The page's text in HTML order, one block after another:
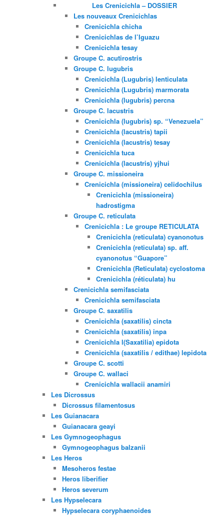
Les Crenicichla – DOSSIER
Les nouveaux Crenicichlas
Crenicichla chicha
Crenicichlas de l’Iguazu
Crenicichla tesay
Groupe C. acutirostris
Groupe C. lugubris
Crenicichla (Lugubris) lenticulata
Crenicichla (Lugubris) marmorata
Crenicichla (lugubris) percna
Groupe C. lacustris
Crenicichla (lugubris) sp. “Venezuela”
Crenicichla (lacustris) tapii
Crenicichla (lacustris) tesay
Crenicichla tuca
Crenicichla (lacustris) yjhui
Groupe C. missioneira
Crenicichla (missioneira) celidochilus
Crenicichla (missioneira)
hadrostigma
Groupe C. reticulata
Crenicichla : Le groupe RETICULATA
Crenicichla (reticulata) cyanonotus
Crenicichla (reticulata) sp. aff.
cyanonotus “Guapore”
Crenicichla (Reticulata) cyclostoma
Crenicichla (réticulata) hu
Crenicichla semifasciata
Crenicichla semifasciata
Groupe C. saxatilis
Crenicichla (saxatilis) cincta
Crenicichla (saxatilis) inpa
Crenicichla l(Saxatilia) epidota
Crenicichla (saxatilis / edithae) lepidota
Groupe C. scotti
Groupe C. wallaci
Crenicichla wallacii anamiri
Les Dicrossus
Dicrossus filamentosus
Les Guianacara
Guianacara geayi
Les Gymnogeophagus
Gymnogeophagus balzanii
Les Heros
Mesoheros festae
Heros liberifier
Heros severum
Les Hypselecara
Hypselecara coryphaenoides